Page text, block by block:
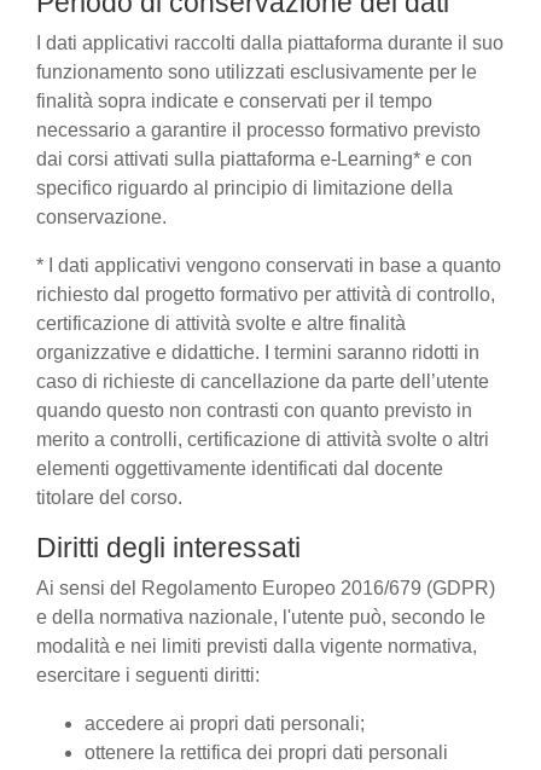
I dati applicativi raccolti dalla piattaforma durante il suo
funzionamento sono utilizzati esclusivamente per le
finalità sopra indicate e conservati per il tempo
necessario a garantire il processo formativo previsto
dai corsi attivati sulla piattaforma e-Learning* e con
specifico riguardo al principio di limitazione della
conservazione.
* I dati applicativi vengono conservati in base a quanto
richiesto dal progetto formativo per attività di controllo,
certificazione di attività svolte e altre finalità
organizzative e didattiche. I termini saranno ridotti in
caso di richieste di cancellazione da parte dell’utente
quando questo non contrasti con quanto previsto in
merito a controlli, certificazione di attività svolte o altri
elementi oggettivamente identificati dal docente
titolare del corso.
Diritti degli interessati
Ai sensi del Regolamento Europeo 2016/679 (GDPR)
e della normativa nazionale, l'utente può, secondo le
modalità e nei limiti previsti dalla vigente normativa,
esercitare i seguenti diritti:
accedere ai propri dati personali;
ottenere la rettifica dei propri dati personali